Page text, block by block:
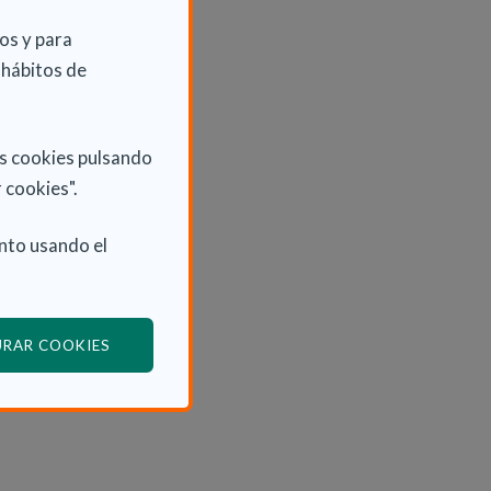
y para
de
cookies pulsando
usando el
COOKIES